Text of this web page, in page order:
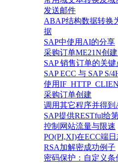
发送邮件
ABAP结构数据转换
据
SAP中使用AI的分享
采购订单ME21N创
SAP 销售订单的关
SAP ECC 与 SAP S/
使用
采购订单创建
调用其它程序并得
SAP提供RESTful给
控制网站流量与限速
PO(PI,XI)在ECC端
RSA加解密成功例子
密码保护：自定义